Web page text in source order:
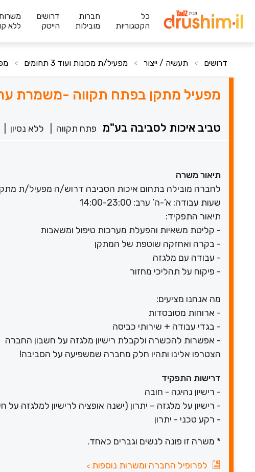
כל
הקטגוריות
חברות
מובילות
דרושים
הייטק
ללא
דרושים > תעשיה / ייצור > מפעיל/ת מכונות ועוד 3 תחומים >
מפעיל מתקן בפתח תקווה -משמרת
טביב איכות לסביבה בע"מ פתח תקווה ללא נסיון
תיאור משרה
לחברה מובילה בתחום איכות הסביבה דרוש/ה מפעיל/ת
שעות עבודה: א’-ה’ ערב: 14:00-23:00
תיאור התפקיד:
- קליטת משאיות והפעלת מערכות טיפול ומשאבות
- בקרה ואחזקה שוטפת של המתקן
- עבודה עם מלגזה
- פיקוח על תהליכי מחזור
מה אנחנו מציעים:
- ארוחות מסובסדות
- בגדי עבודה + שירותי כביסה
- אפשרות להכשרה ולקבלת רישיון מלגזה על חשבון החברה
הצטרפו אלינו ותהיו חלק מחברה שמשפיעה על הסביבה!
דרישות התפקיד
- רישיון נהיגה - חובה
- רישיון על מלגזה – יתרון (ישנה אופציה לרישיון למלגזה על
- רקע טכני - יתרון
* משרה זו פונה לנשים וגברים כאחד.
לפרופיל החברה ומשרות נוספות >